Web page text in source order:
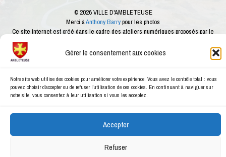
Gérer le consentement aux cookies
Notre site web utilise des cookies pour améliorer votre expérience. Vous avez le contrôle total : vous
pouvez choisir d'accepter ou de refuser l'utilisation de ces cookies. En continuant à naviguer sur
notre site, vous consentez à leur utilisation si vous les acceptez.
Accepter
Refuser
© 2026 VILLE D'AMBLETEUSE
Merci àAnthony Barrypour les photos
Ce site internet est créé dans le cadre des ateliers numériques proposés par le